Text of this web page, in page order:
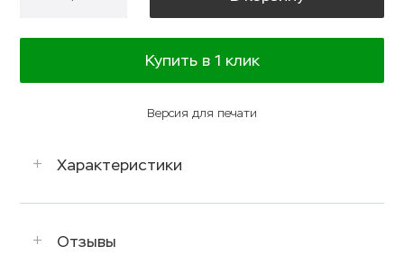
Купить в 1 клик
Версия для печати
Характеристики
Отзывы